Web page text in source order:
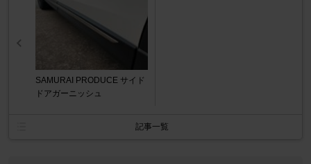
SAMURAI PRODUCE サイド
ドアガーニッシュ
記事一覧